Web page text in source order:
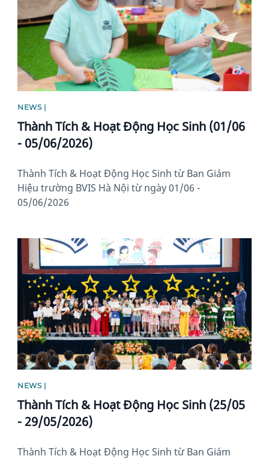
NEWS |
Thành Tích & Hoạt Động Học Sinh (01/06
- 05/06/2026)
Thành Tích & Hoạt Động Học Sinh từ Ban Giám
Hiệu trường BVIS Hà Nội từ ngày 01/06 -
05/06/2026
News image
NEWS |
Thành Tích & Hoạt Động Học Sinh (25/05
- 29/05/2026)
Thành Tích & Hoạt Động Học Sinh từ Ban Giám